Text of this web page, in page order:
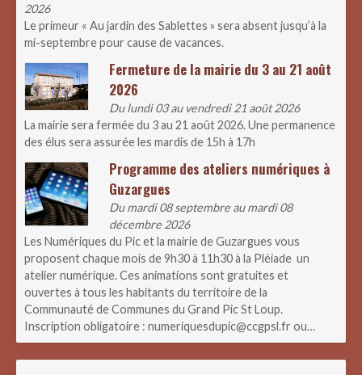
2026
Le primeur « Au jardin des Sablettes » sera absent jusqu’à la
mi-septembre pour cause de vacances.
Fermeture de la mairie du 3 au 21 août
2026
Du lundi 03 au vendredi 21 août 2026
La mairie sera fermée du 3 au 21 août 2026. Une permanence
des élus sera assurée les mardis de 15h à 17h
Programme des ateliers numériques à
Guzargues
Du mardi 08 septembre au mardi 08
décembre 2026
Les Numériques du Pic et la mairie de Guzargues vous
proposent chaque mois de 9h30 à 11h30 à la Pléiade un
atelier numérique. Ces animations sont gratuites et
ouvertes à tous les habitants du territoire de la
Communauté de Communes du Grand Pic St Loup.
Inscription obligatoire : numeriquesdupic@ccgpsl.fr ou…